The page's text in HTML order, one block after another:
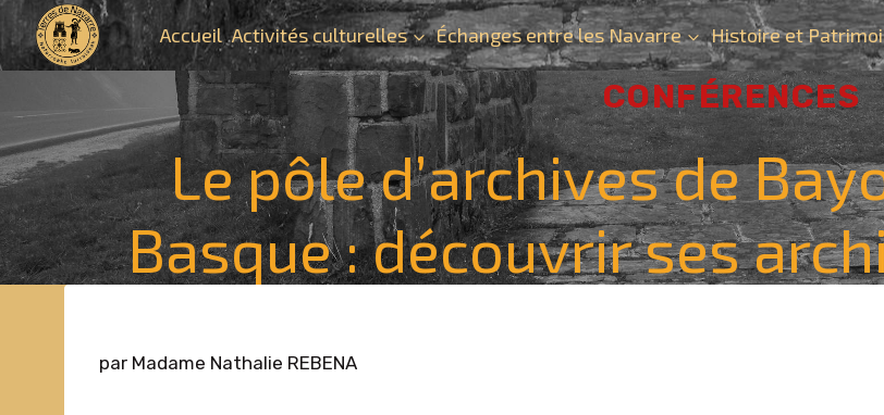
Aller
au
contenu
Accueil Activités culturelles Échanges entre les Navarre Histoire et
CONFÉRENCES
Le pôle d’archives de
Basque : découvrir ses
par Madame Nathalie REBENA